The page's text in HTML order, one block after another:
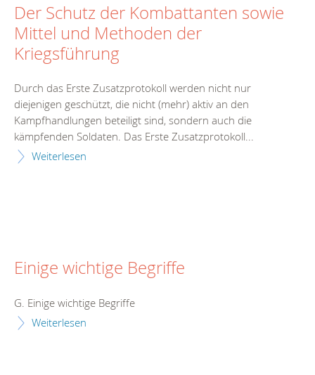
Der Schutz der Kombattanten sowie
Mittel und Methoden der
Kriegsführung
Durch das Erste Zusatzprotokoll werden nicht nur
diejenigen geschützt, die nicht (mehr) aktiv an den
Kampfhandlungen beteiligt sind, sondern auch die
kämpfenden Soldaten. Das Erste Zusatzprotokoll...
Weiterlesen
Einige wichtige Begriffe
G. Einige wichtige Begriffe
Weiterlesen